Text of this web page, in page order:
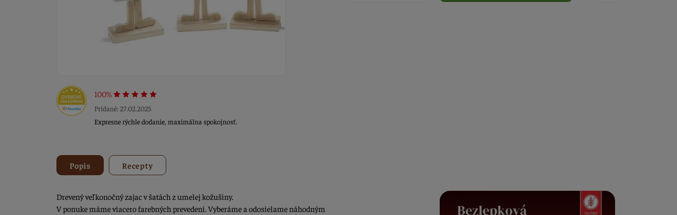
100%
Pridané: 27.02.2025
Expresne rýchle dodanie, maximálna spokojnosť.
Popis Recepty
Drevený veľkonočný zajac v šatách z umelej kožušiny.
V ponuke máme viacero farebných prevedení. Vyberáme a odosielame náhodným